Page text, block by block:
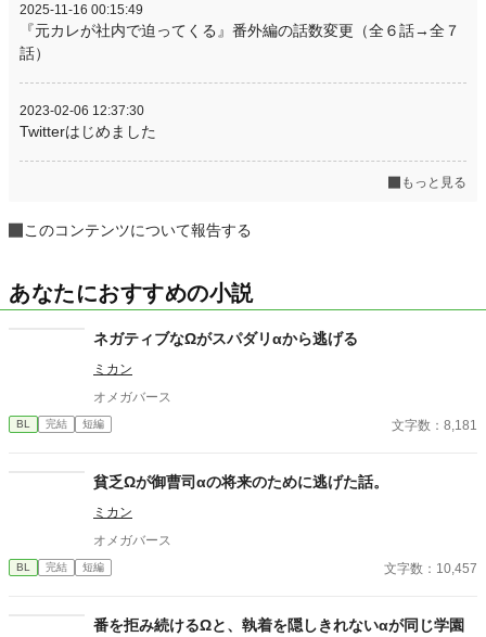
2025-11-16 00:15:49
『元カレが社内で迫ってくる』番外編の話数変更（全６話→全７
話）
2023-02-06 12:37:30
Twitterはじめました
もっと見る
このコンテンツについて報告する
あなたにおすすめの小説
ネガティブなΩがスパダリαから逃げる
ミカン
オメガバース
BL 完結 短編 文字数：8,181
貧乏Ωが御曹司αの将来のために逃げた話。
ミカン
オメガバース
BL 完結 短編 文字数：10,457
番を拒み続けるΩと、執着を隠しきれないαが同じ学園